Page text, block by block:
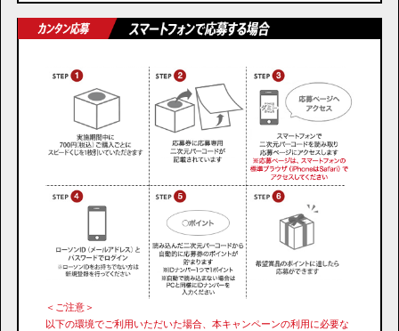
＜ご注意＞
以下の環境でご利用いただいた場合、本キャンペーンの利用に必要な